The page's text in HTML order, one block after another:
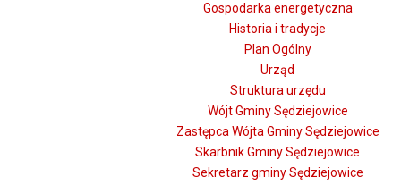
Gospodarka energetyczna
Historia i tradycje
Plan Ogólny
Urząd
Struktura urzędu
Wójt Gminy Sędziejowice
Zastępca Wójta Gminy Sędziejowice
Skarbnik Gminy Sędziejowice
Sekretarz gminy Sędziejowice